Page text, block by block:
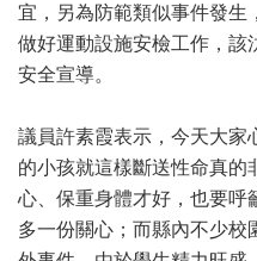
宜，另為防範類似事件發生
做好運動設施安檢工作，該
安全宣導。
議員許素霞表示，今天大家
的小孩就這樣斷送性命真的
心、保重身體才好，也要呼
多一份關心；而縣內不少校